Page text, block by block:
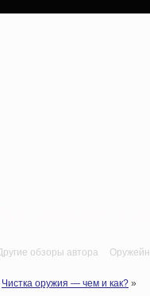
обзоры автора
Чистка оружия — чем и как? »